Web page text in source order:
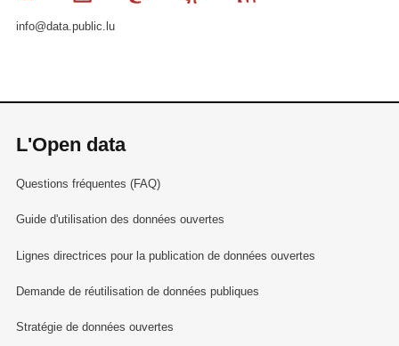
info@data.public.lu
L'Open data
Questions fréquentes (FAQ)
Guide d'utilisation des données ouvertes
Lignes directrices pour la publication de données ouvertes
Demande de réutilisation de données publiques
Stratégie de données ouvertes